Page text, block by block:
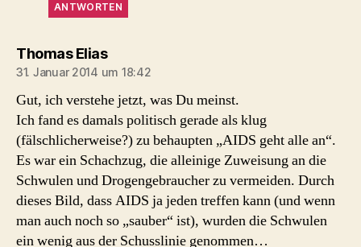
ANTWORTEN
Thomas Eliassagt:
31. Januar 2014 um 18:42
Gut, ich verstehe jetzt, was Du meinst.
Ich fand es damals politisch gerade als klug
(fälschlicherweise?) zu behaupten „AIDS geht alle an“.
Es war ein Schachzug, die alleinige Zuweisung an die
Schwulen und Drogengebraucher zu vermeiden. Durch
dieses Bild, dass AIDS ja jeden treffen kann (und wenn
man auch noch so „sauber“ ist), wurden die Schwulen
ein wenig aus der Schusslinie genommen…